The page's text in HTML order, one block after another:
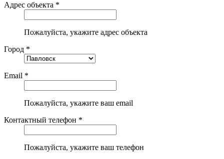
Адрес объекта *
Пожалуйста, укажите адрес объекта
Город *
Email *
Пожалуйста, укажите ваш email
Контактный телефон *
Пожалуйста, укажите ваш телефон